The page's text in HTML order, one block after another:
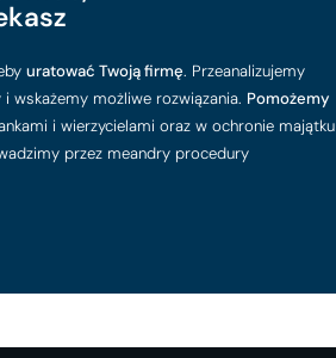
uratować Twoją firmę. Przeanalizujemy
wskażemy możliwe rozwiązania. Pomożemy
i wierzycielami oraz w ochronie majątku
przez meandry procedury